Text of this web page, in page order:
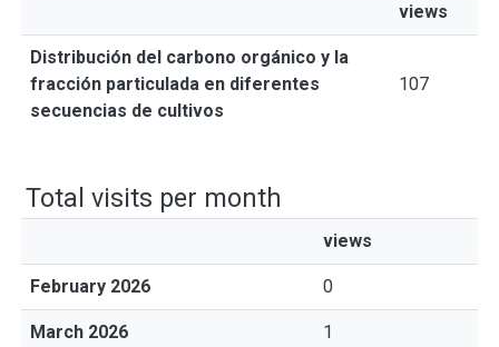
views
Distribución del carbono orgánico y la
fracción particulada en diferentes
secuencias de cultivos
107
Total visits per month
views
February 2026 0
March 2026 1